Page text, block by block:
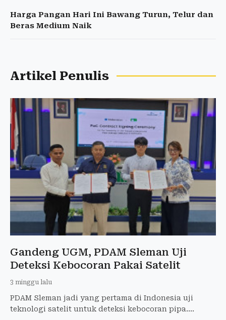
Harga Pangan Hari Ini Bawang Turun, Telur dan
Beras Medium Naik
Artikel Penulis
Gandeng UGM, PDAM Sleman Uji
Deteksi Kebocoran Pakai Satelit
3 minggu lalu
PDAM Sleman jadi yang pertama di Indonesia uji
teknologi satelit untuk deteksi kebocoran pipa.